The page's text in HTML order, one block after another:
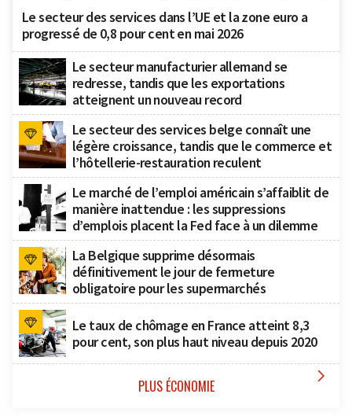
Le secteur des services dans l’UE et la zone euro a
progressé de 0,8 pour cent en mai 2026
Le secteur manufacturier allemand se
redresse, tandis que les exportations
atteignent un nouveau record
Le secteur des services belge connaît une
légère croissance, tandis que le commerce et
l’hôtellerie-restauration reculent
Le marché de l’emploi américain s’affaiblit de
manière inattendue : les suppressions
d’emplois placent la Fed face à un dilemme
La Belgique supprime désormais
définitivement le jour de fermeture
obligatoire pour les supermarchés
Le taux de chômage en France atteint 8,3
pour cent, son plus haut niveau depuis 2020
PLUS ÉCONOMIE 